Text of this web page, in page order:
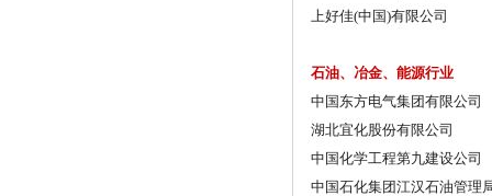
上好佳(中国)有限公司
石油、冶金、能源行业
中国东方电气集团有限公司
湖北宜化股份有限公司
中国化学工程第九建设公司
中国石化集团江汉石油管理